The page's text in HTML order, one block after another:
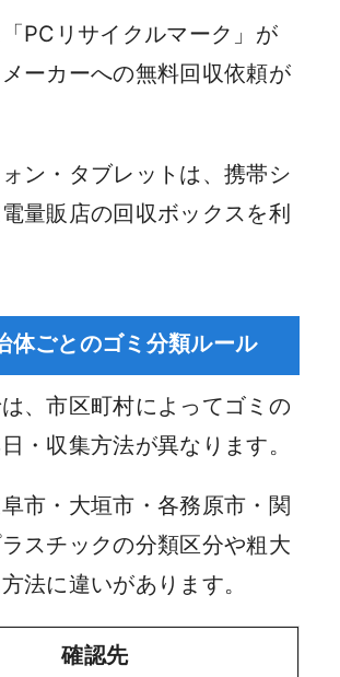
PCリサイクルマーク」が
ーカーへの無料回収依頼が
ン・タブレットは、携帯シ
量販店の回収ボックスを利
体ごとのゴミ分類ルール
、市区町村によってゴミの
・収集方法が異なります。
市・大垣市・各務原市・関
スチックの分類区分や粗大
法に違いがあります。
確認先